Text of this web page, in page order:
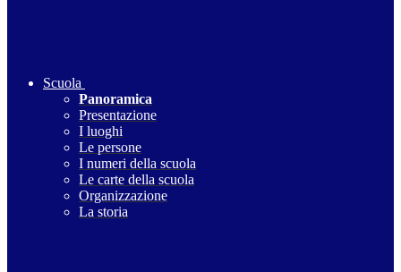
Scuola
Panoramica
Presentazione
I luoghi
Le persone
I numeri della scuola
Le carte della scuola
Organizzazione
La storia